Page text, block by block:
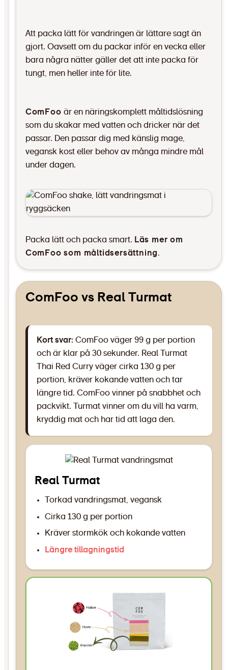
Att packa lätt för vandringen är lättare sagt än
gjort. Oavsett om du packar inför en vecka eller
bara några nätter gäller det att inte packa för
tungt, men heller inte för lite.
ComFoo är en näringskomplett måltidslösning
som du skakar med vatten och dricker när det
passar. Den passar dig med känslig mage,
vegansk kost eller behov av många mindre mål
under dagen.
Packa lätt och packa smart. Läs mer om
ComFoo som måltidsersättning.
ComFoo vs Real Turmat
Kort svar: ComFoo väger 99 g per portion
och är klar på 30 sekunder. Real Turmat
Thai Red Curry väger cirka 130 g per
portion, kräver kokande vatten och tar
längre tid. ComFoo vinner på snabbhet och
packvikt. Turmat vinner om du vill ha varm,
kryddig mat och har tid att laga den.
Real Turmat
Torkad vandringsmat, vegansk
Cirka 130 g per portion
Kräver stormkök och kokande vatten
Längre tillagningstid